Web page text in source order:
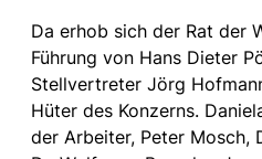
Da erhob sich der Rat der
Führung von Hans Dieter
Stellvertreter Jörg
Hüter des Konzerns.
der Arbeiter, Peter Mosch,